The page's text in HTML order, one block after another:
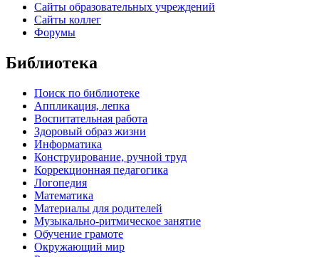
Сайты образовательных учреждений
Сайты коллег
Форумы
Библиотека
Поиск по библиотеке
Аппликация, лепка
Воспитательная работа
Здоровый образ жизни
Информатика
Конструирование, ручной труд
Коррекционная педагогика
Логопедия
Математика
Материалы для родителей
Музыкально-ритмическое занятие
Обучение грамоте
Окружающий мир